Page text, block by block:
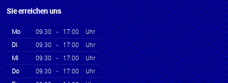
Sie erreichen uns
Mo 09:30 - 17:00
Uhr
Di
09:30 - 17:00
Uhr
Mi
09:30 - 17:00
Uhr
Do
09:30 - 17:00
Uhr